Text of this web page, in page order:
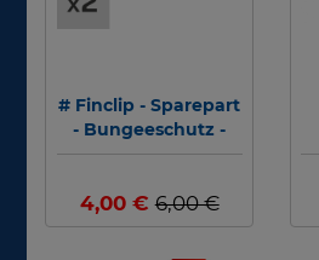
# Finclip - Sparepart
- Bungeeschutz -
Bungee Protector (2
4,00 €6,00 €